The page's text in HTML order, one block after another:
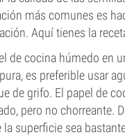
más comunes es
Aquí tienes la
de cocina húmedo en
es preferible usar
de grifo. El papel de
pero no chorreante.
la superficie sea